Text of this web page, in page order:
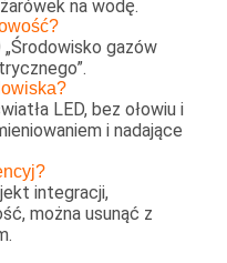
na wodę.
gazów
LED, bez ołowiu i
i nadające
integracji,
można usunąć z